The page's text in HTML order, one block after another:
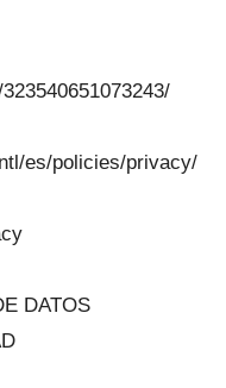
es/policies/privacy/
DATOS